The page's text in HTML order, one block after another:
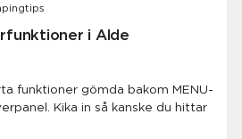
i Alde
funktioner gömda bakom MENU-
Kika in så kanske du hittar